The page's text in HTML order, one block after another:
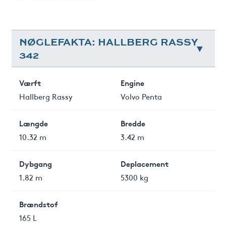
NØGLEFAKTA: HALLBERG RASSY
342
Værft
Hallberg Rassy
Engine
Volvo Penta
Længde
10.32 m
Bredde
3.42 m
Dybgang
1.82 m
Deplacement
5300 kg
Brændstof
165 L